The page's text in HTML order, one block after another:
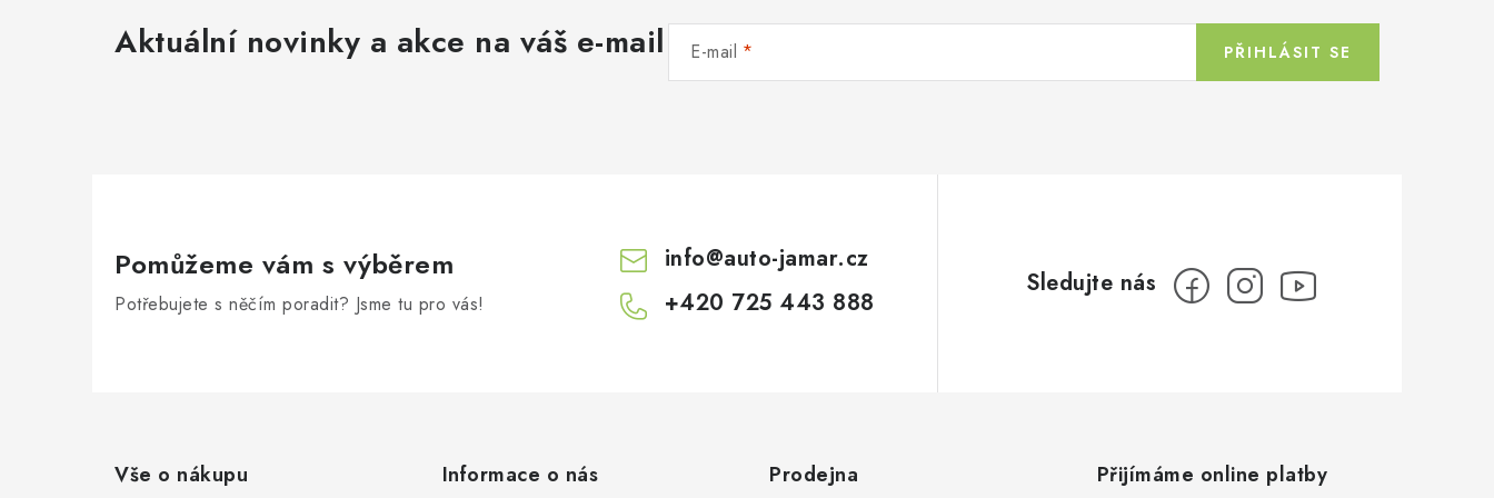
Aktuální novinky a akce na váš e-mail E-mail PŘIHLÁSIT SE
Pomůžeme vám s výběrem
Potřebujete s něčím poradit? Jsme tu pro vás!
info@auto-jamar.cz
+420 725 443 888
Vše o nákupu Informace o nás Prodejna Přijímáme online platby